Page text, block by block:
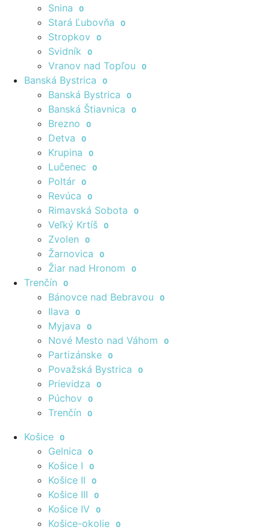
Snina 0
Stará Ľubovňa 0
Stropkov 0
Svidník 0
Vranov nad Topľou 0
Banská Bystrica 0
Banská Bystrica 0
Banská Štiavnica 0
Brezno 0
Detva 0
Krupina 0
Lučenec 0
Poltár 0
Revúca 0
Rimavská Sobota 0
Veľký Krtíš 0
Zvolen 0
Žarnovica 0
Žiar nad Hronom 0
Trenčín 0
Bánovce nad Bebravou 0
Ilava 0
Myjava 0
Nové Mesto nad Váhom 0
Partizánske 0
Považská Bystrica 0
Prievidza 0
Púchov 0
Trenčín 0
Košice 0
Gelnica 0
Košice I 0
Košice II 0
Košice III 0
Košice IV 0
Košice-okolie 0